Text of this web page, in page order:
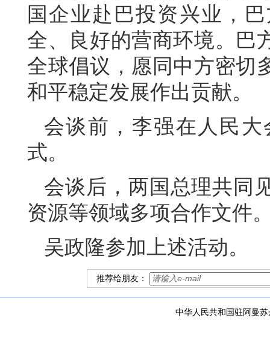
国企业赴巴投资兴业，
全、良好的营商环境。巴
全球倡议，愿同中方密切
和平稳定发展作出贡献。
会谈前，李强在人民
式。
会谈后，两国总理共同
资源等领域多项合作文件
吴政隆参加上述活动。
推荐给朋友：
中华人民共和国驻阿曼